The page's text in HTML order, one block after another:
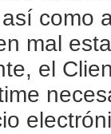
como
mal
el